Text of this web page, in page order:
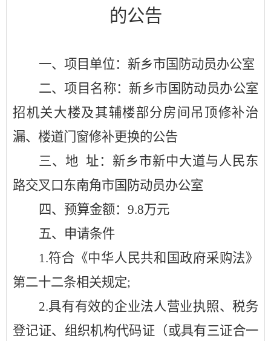
的公告
一、项目单位：新乡市国防动员办公室
二、项目名称：新乡市国防动员办公室
招机关大楼及其辅楼部分房间吊顶修补治
漏、楼道门窗修补更换的公告
三、地 址：新乡市新中大道与人民东
路交叉口东南角市国防动员办公室
四、预算金额： 9.8万元
五、申请条件
1.符合《中华人民共和国政府采购法》
第二十二条相关规定;
2.具有有效的企业法人营业执照、税务
登记证、组织机构代码证（或具有三证合一